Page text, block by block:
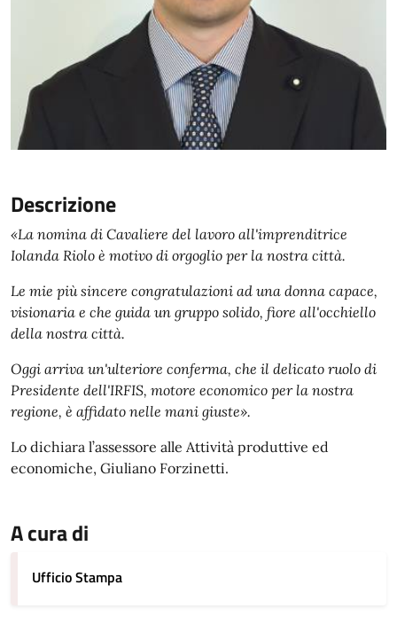
Descrizione
«La nomina di Cavaliere del lavoro all'imprenditrice
Iolanda Riolo è motivo di orgoglio per la nostra città.
Le mie più sincere congratulazioni ad una donna capace,
visionaria e che guida un gruppo solido, fiore all'occhiello
della nostra città.
Oggi arriva un'ulteriore conferma, che il delicato ruolo di
Presidente dell'IRFIS, motore economico per la nostra
regione, è affidato nelle mani giuste».
Lo dichiara l’assessore alle Attività produttive ed
economiche, Giuliano Forzinetti.
A cura di
Ufficio Stampa